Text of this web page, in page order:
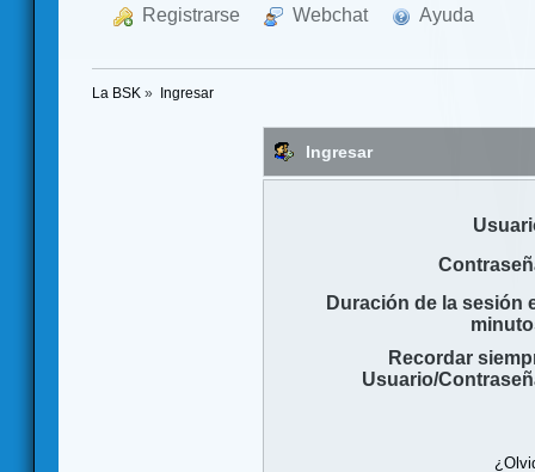
Registrarse Webchat Ayuda
La BSK » Ingresar
Ingresar
Duración de la sesión
Recordar
Usuario/